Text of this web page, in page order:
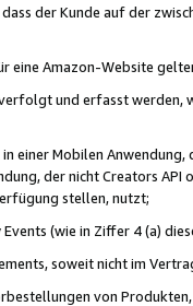
der Kunde auf der
eine Amazon-Website
und erfasst werden,
einer Mobilen
der nicht Creators
stellen, nutzt;
Events (wie in Ziffer 4 (a)
soweit nicht im
von